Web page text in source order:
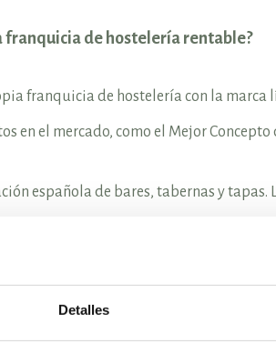
Detalles
franquicia de hostelería rentable?
franquicia de hostelería con la marca
en el mercado, como el Mejor
española de bares, tabernas y tapas.
que se ajusta perfectamente al
clientes disfruten de los
estrategia de comunicación nos